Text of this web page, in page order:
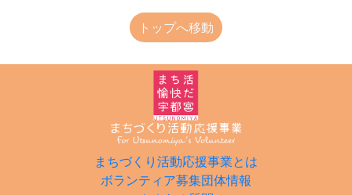
トップへ移動
まちづくり活動応援事業とは
ボランティア募集団体情報